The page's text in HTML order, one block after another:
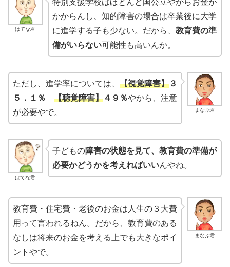
はてな君
特別支援学校はほとんど国公立やからお金が
かからんし、知的障害の場合は卒業後に大学
に進学する子も少ない。だから、 教育費の準
備がいらない可能性も高いんか。
まなぶ君
ただし、進学率については、 【視覚障害】 ３
５．１％
【聴覚障害】４９％やから、注意
が必要やで。
はてな君
子どもの障害の状態を見て、教育費の準備が
必要かどうかを考えればいいんやね。
まなぶ君
教育費・住宅費・老後のお金は人生の３大費
用って言われるねん。だから、教育費のある
なしは将来のお金を考える上でも大きなポイ
ントやで。